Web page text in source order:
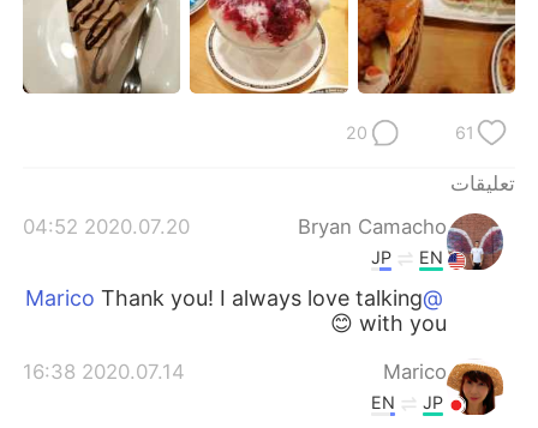
Português
61
20
تعليقات
Bryan Camacho
2020.07.20 04:52
EN
JP
@Marico
Thank you! I always love talking
with you 😊
Marico
2020.07.14 16:38
JP
EN